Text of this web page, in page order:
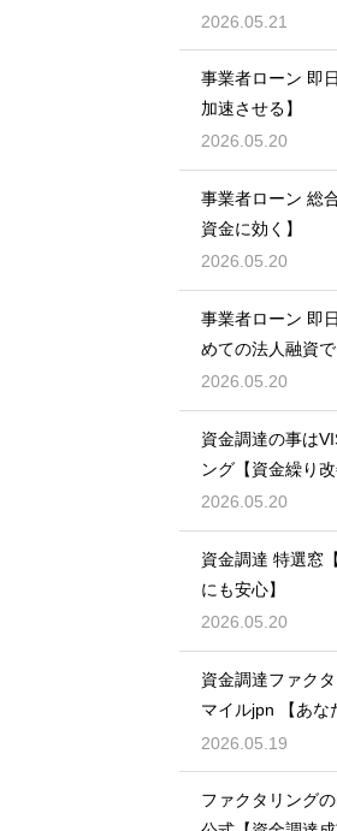
く】
2026.05.21
事業者ローン 即
加速させる】
2026.05.20
事業者ローン 総
資金に効く】
2026.05.20
事業者ローン 即
めての法人融資で
2026.05.20
資金調達の事は
ング【資金繰り改
2026.05.20
資金調達 特選窓
にも安心】
2026.05.20
資金調達ファク
マイルjpn 【あな
支える】
2026.05.19
ファクタリング